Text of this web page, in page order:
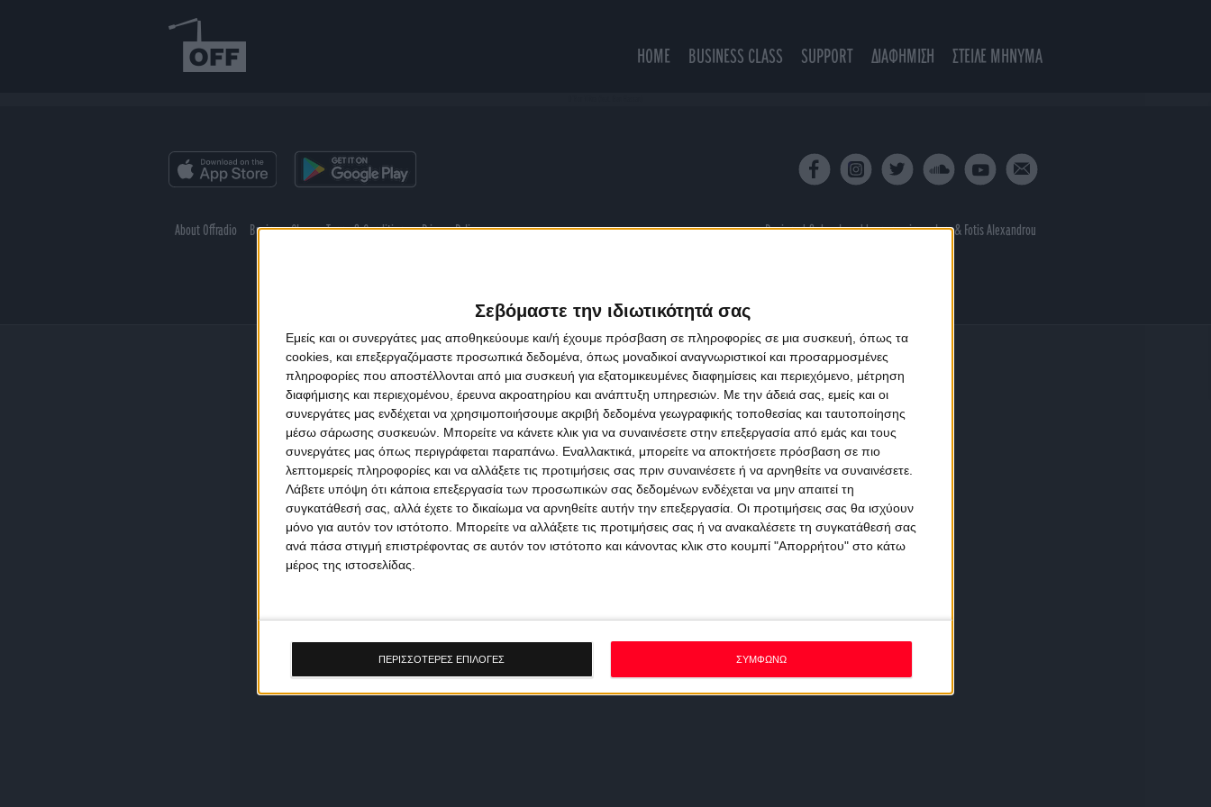
Σεβόμαστε την ιδιωτικότητά σας
Εμείς και οι συνεργάτες μας αποθηκεύουμε και/ή έχουμε πρόσβαση σε πληροφορίες σε μια συσκευή, όπως τα
cookies, και επεξεργαζόμαστε προσωπικά δεδομένα, όπως μοναδικοί αναγνωριστικοί και προσαρμοσμένες
πληροφορίες που αποστέλλονται από μια συσκευή για εξατομικευμένες διαφημίσεις και περιεχόμενο, μέτρηση
διαφήμισης και περιεχομένου, έρευνα ακροατηρίου και ανάπτυξη υπηρεσιών. Με την άδειά σας, εμείς και οι
συνεργάτες μας ενδέχεται να χρησιμοποιήσουμε ακριβή δεδομένα γεωγραφικής τοποθεσίας και ταυτοποίησης
μέσω σάρωσης συσκευών. Μπορείτε να κάνετε κλικ για να συναινέσετε στην επεξεργασία από εμάς και τους
συνεργάτες μας όπως περιγράφεται παραπάνω. Εναλλακτικά, μπορείτε να αποκτήσετε πρόσβαση σε πιο
λεπτομερείς πληροφορίες και να αλλάξετε τις προτιμήσεις σας πριν συναινέσετε ή να αρνηθείτε να συναινέσετε.
Λάβετε υπόψη ότι κάποια επεξεργασία των προσωπικών σας δεδομένων ενδέχεται να μην απαιτεί τη
συγκατάθεσή σας, αλλά έχετε το δικαίωμα να αρνηθείτε αυτήν την επεξεργασία. Οι προτιμήσεις σας θα ισχύουν
μόνο για αυτόν τον ιστότοπο. Μπορείτε να αλλάξετε τις προτιμήσεις σας ή να ανακαλέσετε τη συγκατάθεσή σας
ανά πάσα στιγμή επιστρέφοντας σε αυτόν τον ιστότοπο και κάνοντας κλικ στο κουμπί "Απορρήτου" στο κάτω
μέρος της ιστοσελίδας.
ΠΕΡΙΣΣΟΤΕΡΕΣ ΕΠΙΛΟΓΕΣ ΣΥΜΦΩΝΩ
HOME BUSINESS CLASS SUPPORT ΔΙΑΦΗΜΙΣΗ ΣΤΕΙΛΕ ΜΗΝΥΜΑ
About Offradio Business Class Terms & Conditions Privacy Policy Designed & developed byporcupine colors& Fotis Alexandrou